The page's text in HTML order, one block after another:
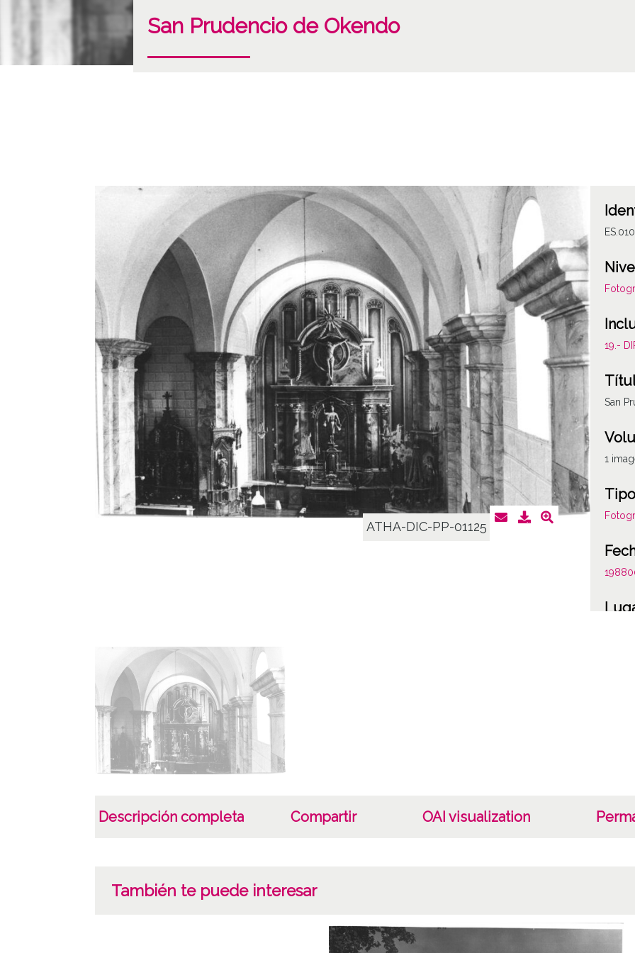
San Prudencio de Okendo
ATHA-DIC-PP-01125
19.-
San
1
Descripción completa Compartir OAI visualization
También te puede interesar